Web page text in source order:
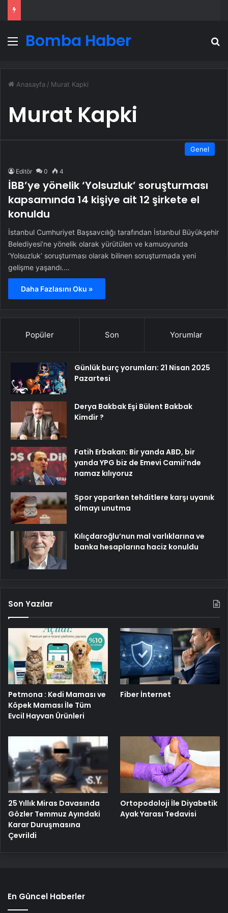
Menü
Bomba Haber
Anasayfa / Murat Kapki
Murat Kapki
Genel
Editör 0 4
İBB’ye yönelik ‘Yolsuzluk’ soruşturması
kapsamında 14 kişiye ait 12 şirkete el
konuldu
İstanbul Cumhuriyet Başsavcılığı tarafından İstanbul Büyükşehir
Belediyesi’ne yönelik olarak yürütülen ve kamuoyunda
‘Yolsuzluk’ soruşturması olarak bilinen soruşturmada yeni
gelişme yaşandı.…
Daha Fazlasını Oku »
Popüler Son Yorumlar
Günlük burç yorumları: 21 Nisan 2025
Pazartesi
Derya Bakbak Eşi Bülent Bakbak
Kimdir ?
Fatih Erbakan: Bir yanda ABD, bir
yanda YPG biz de Emevi Camii’nde
namaz kılıyoruz
Spor yaparken tehditlere karşı uyanık
olmayı unutma
Kılıçdaroğlu’nun mal varlıklarına ve
banka hesaplarına haciz konuldu
Son Yazılar
Petmona : Kedi Maması ve
Köpek Maması İle Tüm
Evcil Hayvan Ürünleri
Fiber İnternet
25 Yıllık Miras Davasında
Gözler Temmuz Ayındaki
Karar Duruşmasına
Çevrildi
Ortopodoloji İle Diyabetik
Ayak Yarası Tedavisi
En Güncel Haberler